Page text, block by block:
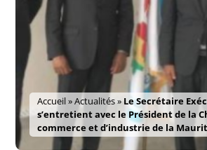
Accueil»Actualités» Le Secrétaire
s’entretient avec le Président de la
commerce et d’industrie de la